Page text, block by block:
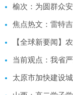
榆次：为圆群众
当前观点：我省
太原市加快建设